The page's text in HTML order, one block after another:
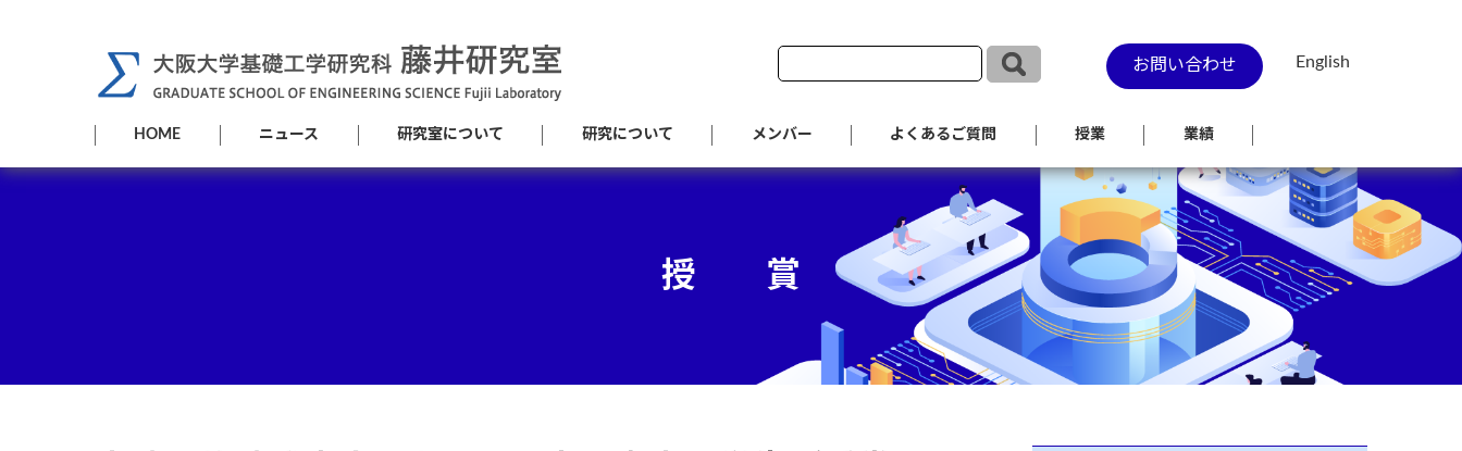
ス
ン
Search
for:
お問い合わせ English
HOME ニュース 研究室について 研究について メンバー よくあるご質問 授業 業績
授 賞